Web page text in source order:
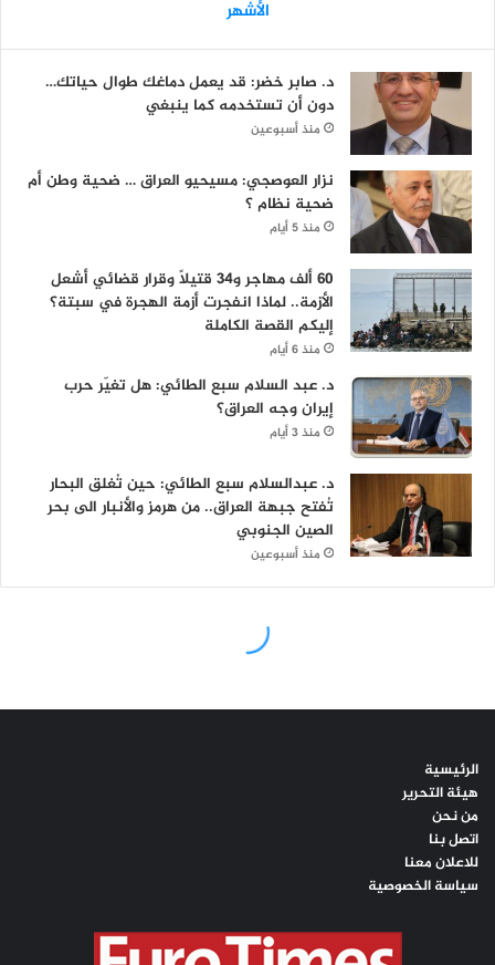
الرئيسية
هيئة التحرير
من نحن
اتصل بنا
للاعلان معنا
سياسة الخصوصية